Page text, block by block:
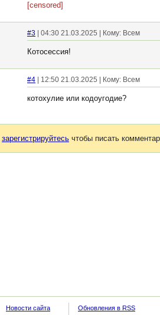
[censored]
#3 | 04:30 21.03.2025 | Кому: Всем
Котосессия!
#4 | 12:50 21.03.2025 | Кому: Всем
котохулие или кодоугодие?
зарегистрируйтесь чтобы писать
Новости сайта Обновления в RSS